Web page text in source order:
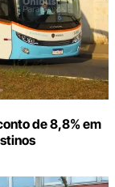
de 8,8% em